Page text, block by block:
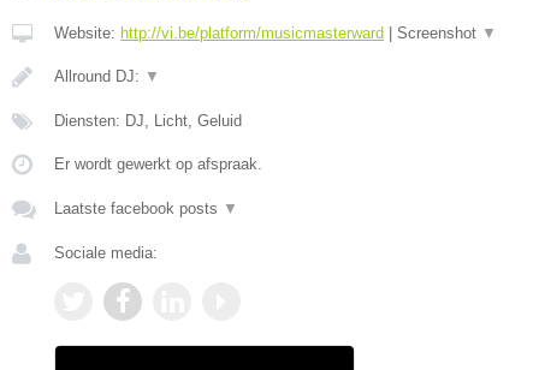
Website: http://vi.be/platform/musicmasterward Screenshot ▼
Allround DJ: ▼
Diensten: DJ, Licht, Geluid
Er wordt gewerkt op afspraak.
Laatste facebook posts ▼
Sociale media: